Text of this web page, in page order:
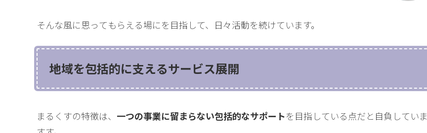
そんな風に思ってもらえる場にを目指して、日々活動を続けています。
地域を包括的に支えるサービス展開
まるくすの特徴は、 一つの事業に留まらない包括的なサポートを目指している点だと自負していま